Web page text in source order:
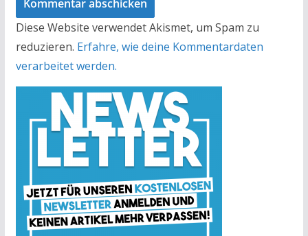
Diese Website verwendet Akismet, um Spam zu
reduzieren. Erfahre, wie deine Kommentardaten
verarbeitet werden.